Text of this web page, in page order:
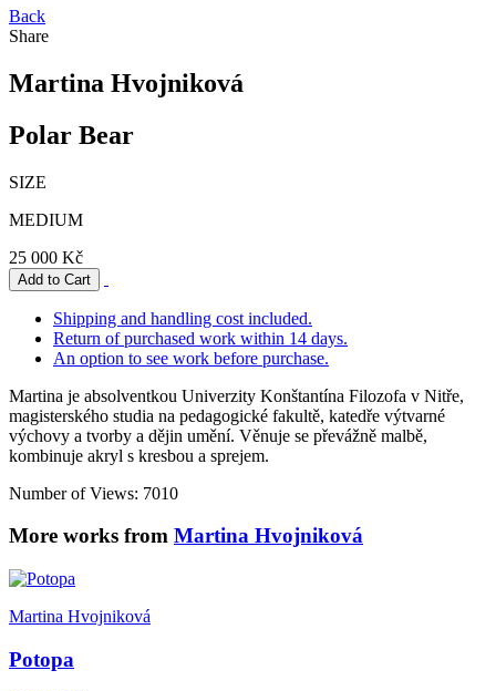
Back
Share
Martina Hvojniková
Polar Bear
SIZE
MEDIUM
25 000 Kč
Shipping and handling cost included.
Return of purchased work within 14 days.
An option to see work before purchase.
Martina je absolventkou Univerzity Konštantína Filozofa v Nitře,
magisterského studia na pedagogické fakultě, katedře výtvarné
výchovy a tvorby a dějin umění. Věnuje se převážně malbě,
kombinuje akryl s kresbou a sprejem.
Number of Views: 7010
More works from Martina Hvojniková
Martina Hvojniková
Potopa